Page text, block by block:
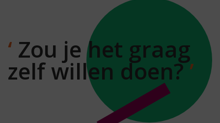
Zou je het graag
zelf willen doen?